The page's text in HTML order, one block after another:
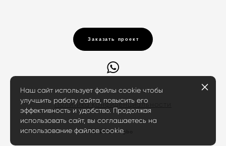
Заказать проект
Политика конфиденциальности
сайт от vigbo
Наш сайт использует файлы cookie чтобы
улучшить работу сайта, повысить его
эффективность и удобство. Продолжая
использовать сайт, вы соглашаетесь на
использование файлов cookie.